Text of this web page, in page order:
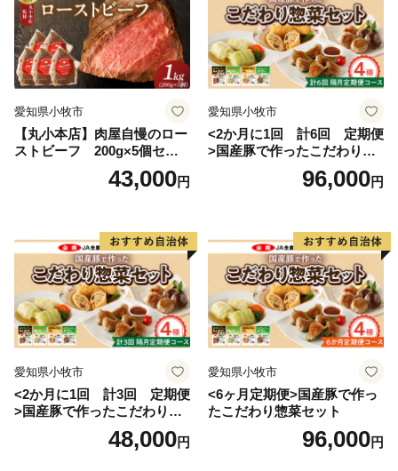
＝＝＝＝＝＝＝＝＝＝＝＝＝＝＝＝＝＝＝＝＝＝＝＝＝
＝＝＝＝＝＝＝＝＝＝＝＝＝＝＝＝＝＝
＞＞高鍋町ふるさと納税サポート室
TEL:0983-32-0277
◎返礼品の内容・お届け先・お届け時期等についてのお
＞＞高鍋町ふるさと納税サポート室
TEL:0983-32-0277
◎受領証明書・ワンストップ特例申請書についての問合
せ先
＞＞高鍋町ふるさと納税サポート室
TEL: 0983-32-0277
＝＝＝＝＝＝＝＝＝＝＝＝＝＝＝＝＝＝＝＝＝＝＝＝＝
＝＝＝＝＝＝＝＝＝＝＝＝＝＝＝＝＝＝
愛知県小牧市
【丸小本店】肉屋自慢のロー
ストビーフ 200g×5個セッ
43,000円
愛知県小牧市
<2か月に1回 計6回 定期便
>国産豚で作ったこだわり惣
96,000円
愛知県小牧市
<2か月に1回 計3回 定期便
>国産豚で作ったこだわり惣
48,000円
愛知県小牧市
<6ヶ月定期便>国産豚で作っ
たこだわり惣菜セット
96,000円